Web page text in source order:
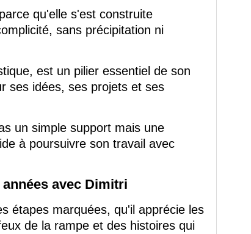
qu'elle s'est construite
sans précipitation ni
est un pilier essentiel de son
ses idées, ses projets et ses
un simple support mais une
à poursuivre son travail avec
avec Dimitri
étapes marquées, qu'il apprécie les
de la rampe et des histoires qui